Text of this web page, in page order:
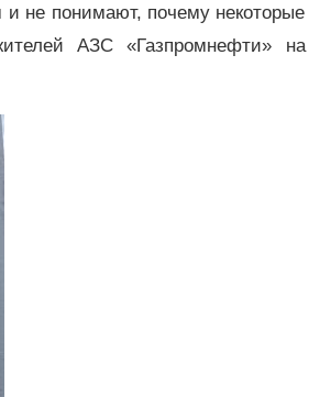
и не понимают, почему некоторые
АЗС «Газпромнефти» на